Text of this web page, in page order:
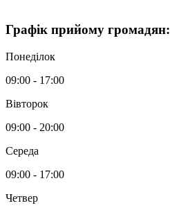
Графік прийому громадян:
Понеділок
09:00 - 17:00
Вівторок
09:00 - 20:00
Середа
09:00 - 17:00
Четвер